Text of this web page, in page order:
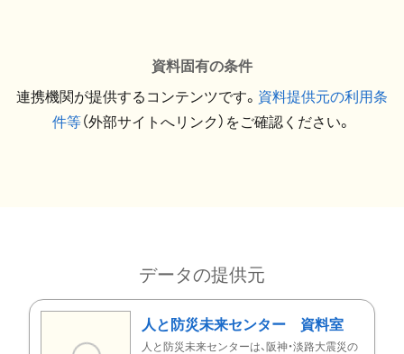
資料固有の条件
連携機関が提供するコンテンツです。 資料提供元の利用条
件等（外部サイトへリンク）をご確認ください。
データの提供元
人と防災未来センター 資料室
人と防災未来センターは、阪神・淡路大震災の